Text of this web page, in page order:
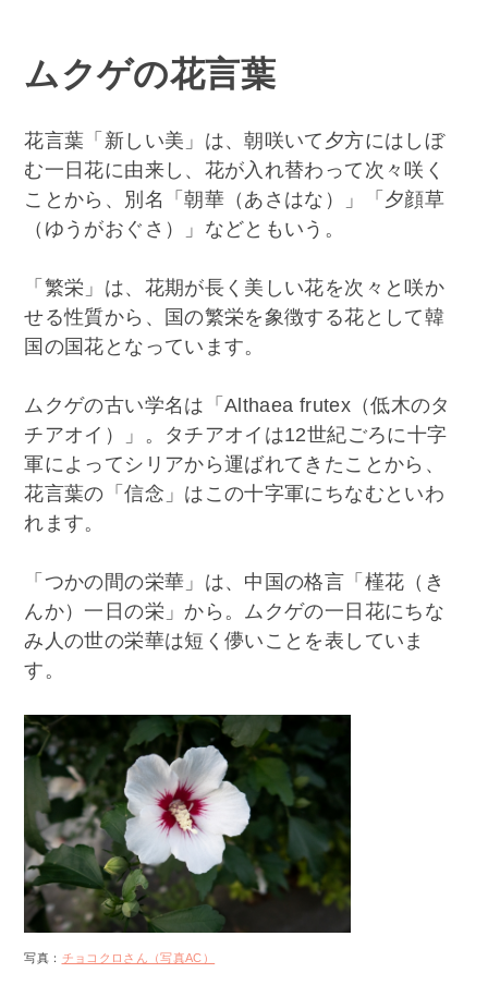
ムクゲの花言葉
花言葉「新しい美」は、朝咲いて夕方にはしぼ
む一日花に由来し、花が入れ替わって次々咲く
ことから、別名「朝華（あさはな）」「夕顔草
（ゆうがおぐさ）」などともいう。
「繁栄」は、花期が長く美しい花を次々と咲か
せる性質から、国の繁栄を象徴する花として韓
国の国花となっています。
ムクゲの古い学名は「Althaea frutex（低木のタ
チアオイ）」。タチアオイは12世紀ごろに十字
軍によってシリアから運ばれてきたことから、
花言葉の「信念」はこの十字軍にちなむといわ
れます。
「つかの間の栄華」は、中国の格言「槿花（き
んか）一日の栄」から。ムクゲの一日花にちな
み人の世の栄華は短く儚いことを表していま
す。
写真： チョコクロさん（写真AC）